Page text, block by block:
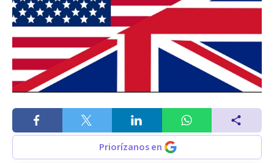
Priorízanos en